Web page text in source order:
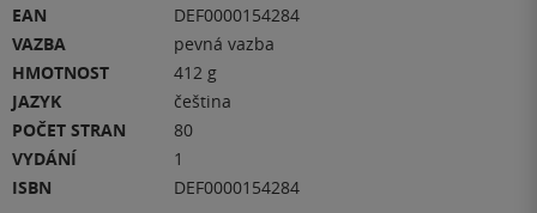
EAN
DEF0000154284
VAZBA
pevná vazba
HMOTNOST
412 g
JAZYK
čeština
POČET STRAN
80
VYDÁNÍ
1
ISBN
DEF0000154284